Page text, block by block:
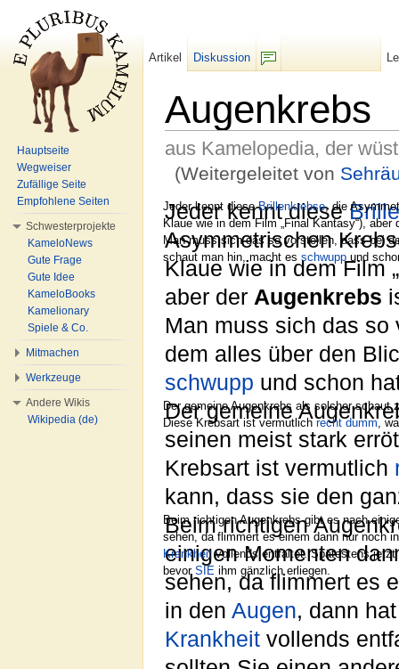
Augenkrebs
aus Kamelopedia, der
(Weitergeleitet von
Jeder kennt diese
Asymmetrischen
Klaue wie in dem Film
aber der Augenkrebs
Man muss sich das so
dem alles über den
schwupp und schon
Jeder kennt dieseBrillenkrebse, die
Klaue wie in dem Film „Final Kantasy“), aber
Man muss sich das so vorstellen, dass bei
schaut man hin, macht es schwupp und
Der gemeine
seinen meist stark
Krebsart ist vermutlich
kann, dass sie den
Der gemeine Augenkrebs als solcher schaut
Diese Krebsart ist vermutlichrecht dumm,
Beim richtigen
einigen Momenten
sehen, da flimmert es
in den Augen, dann
Krankheit vollends
Beim richtigen Augenkrebs gibt es nach
sehen, da flimmert es einem dann nur noch
Krankheitvollends entfaltet. Spätestens
bevor SIE ihm gänzlich erliegen.
Artikel
Diskussion
Hauptseite
Wegweiser
Zufällige Seite
Empfohlene Seiten
Schwesterprojekte
KameloNews
Gute Frage
Gute Idee
KameloBooks
Kamelionary
Spiele & Co.
Mitmachen
Werkzeuge
Andere Wikis
Wikipedia (de)